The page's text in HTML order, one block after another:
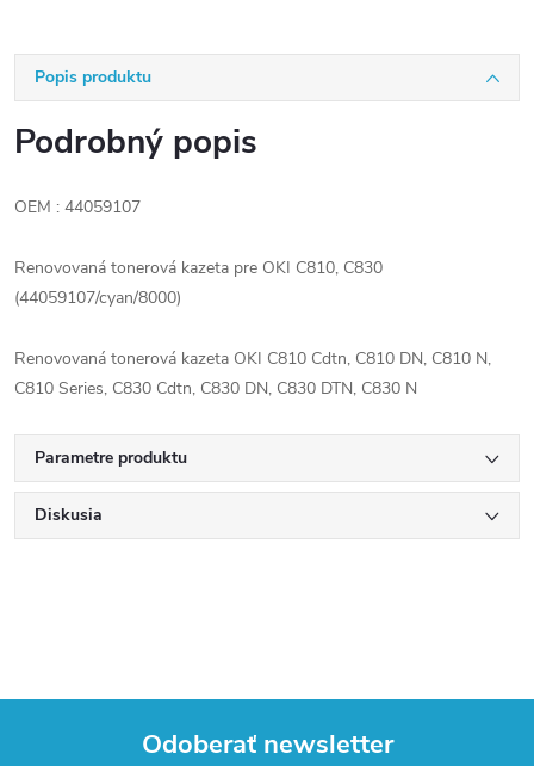
Popis produktu
Podrobný popis
OEM : 44059107
Renovovaná tonerová kazeta pre OKI C810, C830
(44059107/cyan/8000)
Renovovaná tonerová kazeta OKI C810 Cdtn, C810 DN, C810 N,
C810 Series, C830 Cdtn, C830 DN, C830 DTN, C830 N
Parametre produktu
Diskusia
Odoberať newsletter